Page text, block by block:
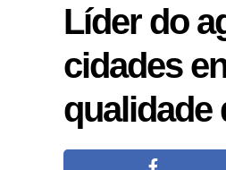
Líder do
cidades
qualidade